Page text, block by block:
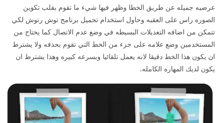
عرضيه جميله عن طريق الخطا وظهر فيها شيء ما تقوم بقلب تكوين
الصوره راس على العقبه وحاول استخدام تحميل برنامج توش رتوش لكي
تتمكن من اضافه التعديلات البسيطه في وضع عدم الاتصال كما يحتاج من
المستخدمين وضع علامه على جزء من الخط التي تقوم بحذفه ولا يشترط
ان يكون هذا الخط دقيقا لانه يعمل تلقائيا وبسرعه كبيره وهذا يشترط ان
يكون لديك المهاره الكامله.